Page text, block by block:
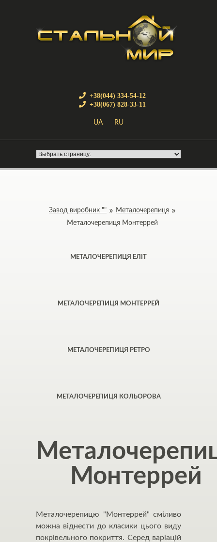
+38(044) 334-54-12
+38(067) 828-33-11
UA RU
Завод виробник ""
Металочерепиця
Металочерепиця Монтеррей
МЕТАЛОЧЕРЕПИЦЯ ЕЛІТ
МЕТАЛОЧЕРЕПИЦЯ МОНТЕРРЕЙ
МЕТАЛОЧЕРЕПИЦЯ РЕТРО
МЕТАЛОЧЕРЕПИЦЯ КОЛЬОРОВА
Монтеррей
Металочерепицю "Монтеррей" сміливо
можна віднести до класики цього виду
покрівельного покриття. Серед варіацій